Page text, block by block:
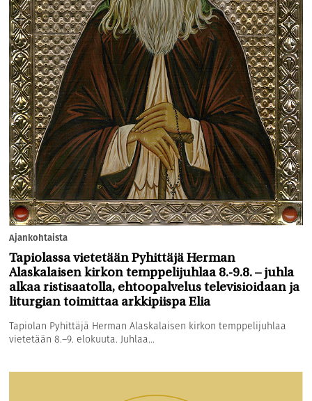
Ajankohtaista
Tapiolassa vietetään Pyhittäjä Herman
Alaskalaisen kirkon temppelijuhlaa 8.-9.8. – juhla
alkaa ristisaatolla, ehtoopalvelus televisioidaan ja
liturgian toimittaa arkkipiispa Elia
Tapiolan Pyhittäjä Herman Alaskalaisen kirkon temppelijuhlaa
vietetään 8.–9. elokuuta. Juhlaa...